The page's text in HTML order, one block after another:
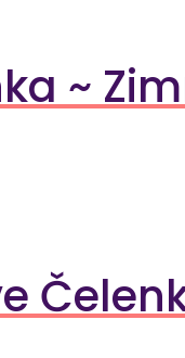
~